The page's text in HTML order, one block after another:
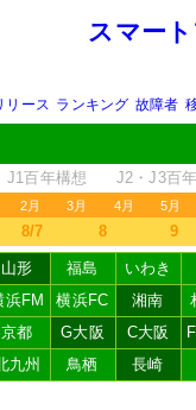
スマー
リース ランキング 故障者
J1百年構想 J2・J3百
2月 3月 4月 5月
8/7 8 9
山形 福島
いわき
浜FM 横浜FC 湘南
京都 G大阪 C大阪
九州 鳥栖 長崎